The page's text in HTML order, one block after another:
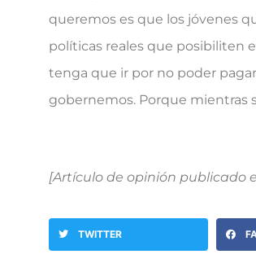
queremos es que los jóvenes
políticas reales que posibiliten
tenga que ir por no poder
gobernemos. Porque mientras
[Artículo de opinión publicado
TWITTER